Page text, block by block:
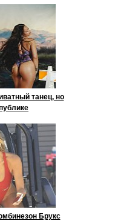
танец, но
Брукс